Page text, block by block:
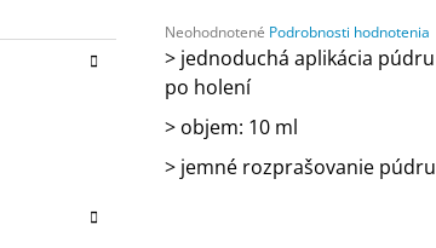
Priemerné
hodnotenie
produktu
je
0,0
5
hviezdičiek.
Neohodnotené Podrobnosti hodnotenia
> jednoduchá aplikácia púdru
po holení
> objem: 10 ml
> jemné rozprašovanie púdru